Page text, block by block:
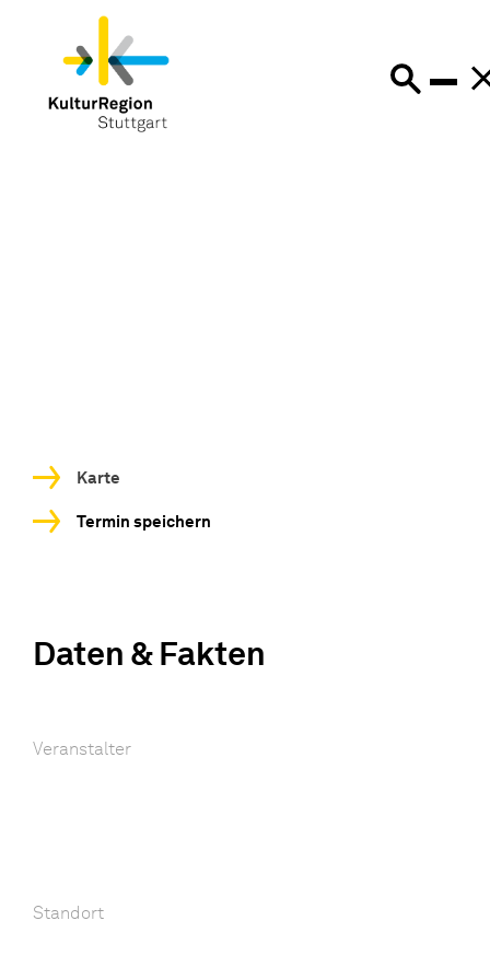
Karte
Termin speichern
Daten & Fakten
Veranstalter
Standort